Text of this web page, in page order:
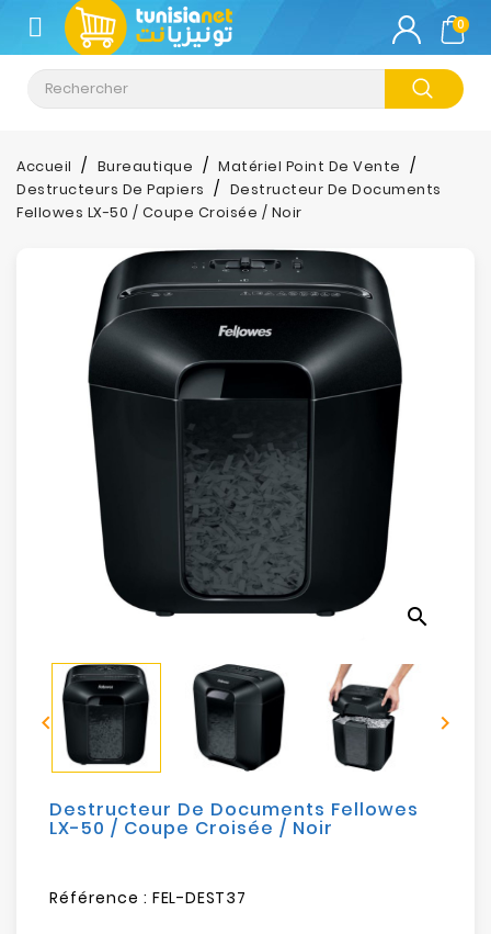
CATÉGORIE
Climatisation
Informatique
Téléphonie
Impression
Stockage
Electroménager
Bureautique
Sécurité
Mobilités
Loisirs
0
Accueil Bureautique
Matériel Point De Vente
Destructeurs De Papiers
Destructeur De Documents
Fellowes LX-50 / Coupe Croisée / Noir
search
 
Destructeur De Documents Fellowes
LX-50 / Coupe Croisée / Noir
Référence : FEL-DEST37